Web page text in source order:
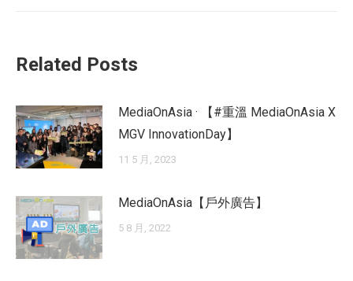
Related Posts
MediaOnAsia · 【#重溫 MediaOnAsia X
MGV InnovationDay】
11 5 月, 2023
MediaOnAsia【戶外廣告】
5 8 月, 2022